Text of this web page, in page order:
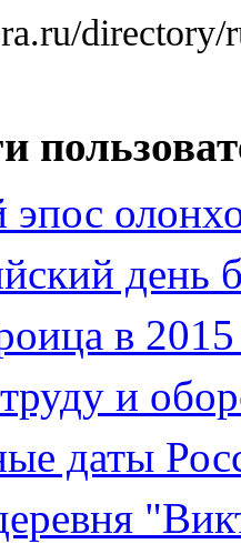
directory/
эпос
день
в
и
даты